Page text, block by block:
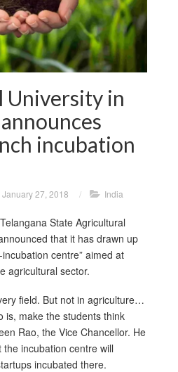
University in
incubation
January 27, 2018 / India
State Agricultural
that it has drawn up
centre” aimed at
agricultural sector.
field. But not in agriculture…
is, make the students think
Rao, the Vice Chancellor. He
incubation centre will
incubated there.